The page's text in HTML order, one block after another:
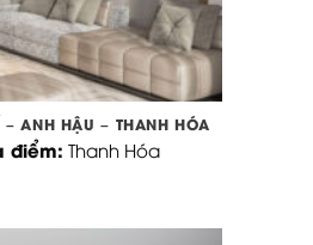
– ANH HẬU – THANH HÓA
điểm: Thanh Hóa